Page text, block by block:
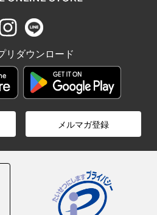
リダウンロード
メルマガ登録